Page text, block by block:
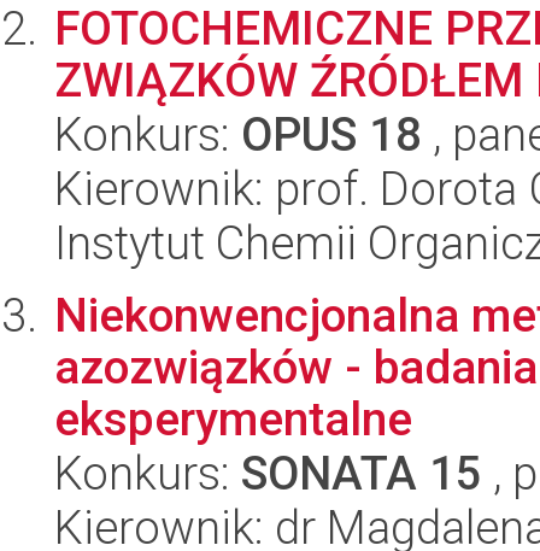
FOTOCHEMICZNE
ZWIĄZKÓW
Konkurs: OPUS 18 ,
Kierownik: prof. Dorota
Instytut Chemii
Niekonwencjonalna
azozwiązków -
eksperymentalne
Konkurs: SONATA 15 ,
Kierownik: dr